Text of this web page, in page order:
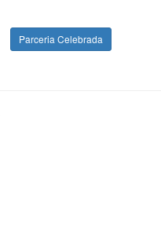
Parceria Celebrada